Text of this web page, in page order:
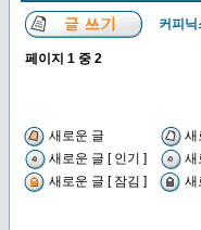
커피
페이지 1 중 2
새로운 글 새
새로운 글 [ 인기 ]
새
새로운 글 [ 잠김 ]
새